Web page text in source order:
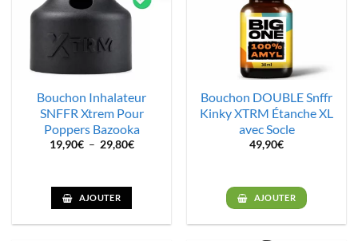
Bouchon Inhalateur
SNFFR Xtrem Pour
Poppers Bazooka
19,90€ – 29,80€Plage
AJOUTER
Bouchon DOUBLE Snffr
Kinky XTRM Étanche XL
avec Socle
49,90€
AJOUTER